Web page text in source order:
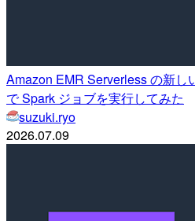
Amazon EMR Serverless の新し
で Spark ジョブを実行してみた
suzuki.ryo
2026.07.09